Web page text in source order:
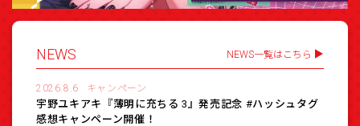
NEWS NEWS一覧はこちら
2026.8.6 キャンペーン
宇野ユキアキ『薄明に充ちる 3』発売記念 #ハッシュタグ
感想キャンペーン開催！